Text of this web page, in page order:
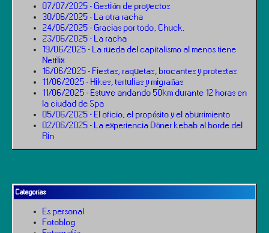
07/07/2025 - Gestión de proyectos
30/06/2025 - La otra racha
24/06/2025 - Gracias por todo, Chuck.
23/06/2025 - La racha
19/06/2025 - La rueda del capitalismo al menos tiene
Netflix
16/06/2025 - Fiestas, raquetas, brocantes y protestas
11/06/2025 - Hikes, tertulias y migrañas
11/06/2025 - Estuve andando 50km durante 12 horas en
la ciudad de Spa
05/06/2025 - El oficio, el propósito y el aburrimiento
02/06/2025 - La experiencia Döner kebab al borde del
Rin
Categorías
Es personal
Fotoblog